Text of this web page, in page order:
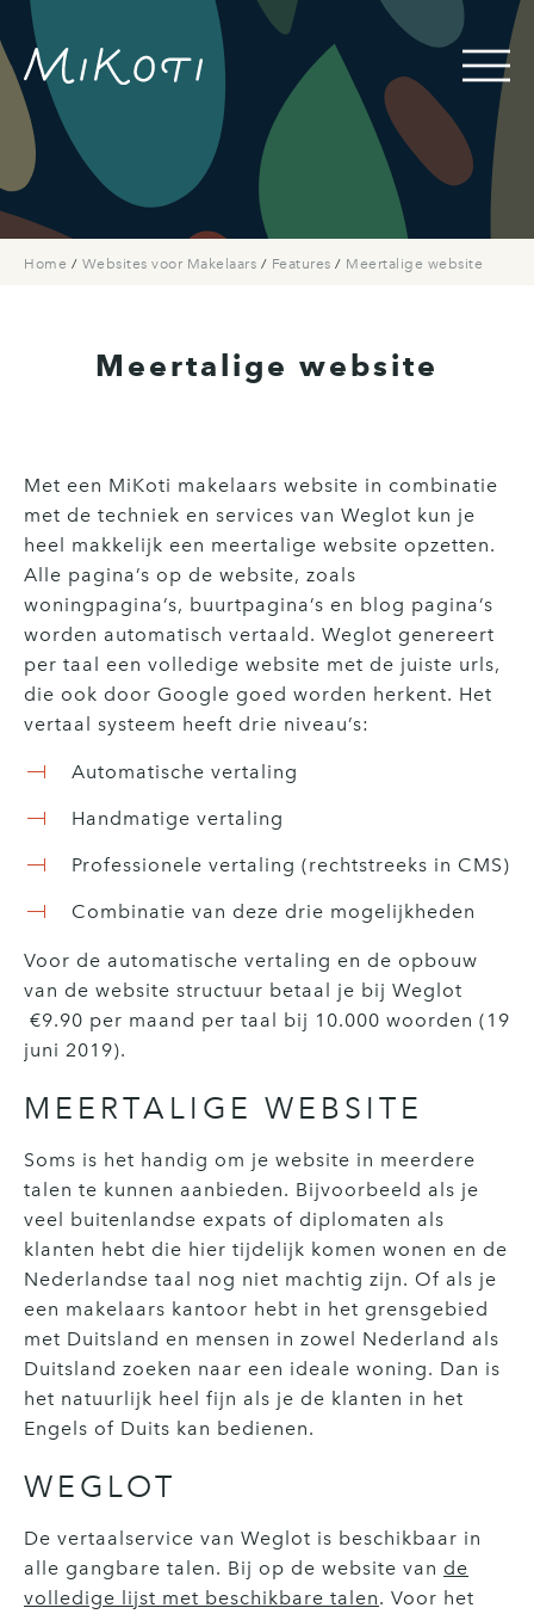
Home / Websites voor Makelaars / Features / Meertalige website
Meertalige website
Met een MiKoti makelaars website in combinatie
met de techniek en services van Weglot kun je
heel makkelijk een meertalige website opzetten.
Alle pagina’s op de website, zoals
woningpagina’s, buurtpagina’s en blog pagina’s
worden automatisch vertaald. Weglot genereert
per taal een volledige website met de juiste urls,
die ook door Google goed worden herkent. Het
vertaal systeem heeft drie niveau’s:
Automatische vertaling
Handmatige vertaling
Professionele vertaling (rechtstreeks in CMS)
Combinatie van deze drie mogelijkheden
Voor de automatische vertaling en de opbouw
van de website structuur betaal je bij Weglot
€9.90 per maand per taal bij 10.000 woorden (19
juni 2019).
MEERTALIGE WEBSITE
Soms is het handig om je website in meerdere
talen te kunnen aanbieden. Bijvoorbeeld als je
veel buitenlandse expats of diplomaten als
klanten hebt die hier tijdelijk komen wonen en de
Nederlandse taal nog niet machtig zijn. Of als je
een makelaars kantoor hebt in het grensgebied
met Duitsland en mensen in zowel Nederland als
Duitsland zoeken naar een ideale woning. Dan is
het natuurlijk heel fijn als je de klanten in het
Engels of Duits kan bedienen.
WEGLOT
De vertaalservice van Weglot is beschikbaar in
alle gangbare talen. Bij op de website van de
volledige lijst met beschikbare talen. Voor het